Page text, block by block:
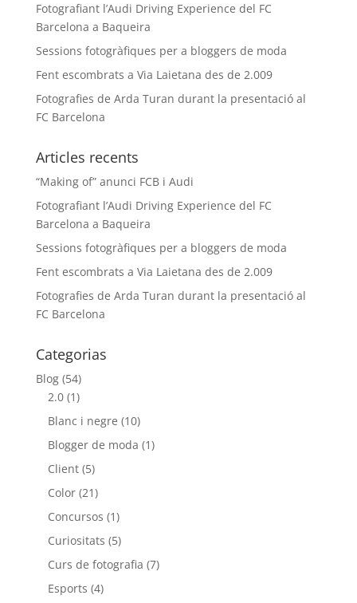
Fotografiant l’Audi Driving Experience del FC
Barcelona a Baqueira
Sessions fotogràfiques per a bloggers de moda
Fent escombrats a Via Laietana des de 2.009
Fotografies de Arda Turan durant la presentació al
FC Barcelona
Articles recents
“Making of” anunci FCB i Audi
Fotografiant l’Audi Driving Experience del FC
Barcelona a Baqueira
Sessions fotogràfiques per a bloggers de moda
Fent escombrats a Via Laietana des de 2.009
Fotografies de Arda Turan durant la presentació al
FC Barcelona
Categorias
Blog(54)
2.0(1)
Blanc i negre (10)
Blogger de moda (1)
Client(5)
Color(21)
Concursos (1)
Curiositats (5)
Curs de fotografia (7)
Esports (4)